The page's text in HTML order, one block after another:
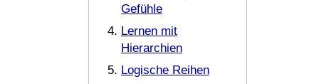
Gefühle
Lernen mit
Hierarchien
Logische Reihen